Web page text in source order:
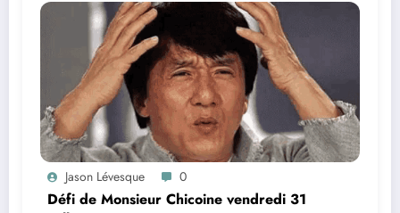
Jason Lévesque 0
Défi de Monsieur Chicoine vendredi 31